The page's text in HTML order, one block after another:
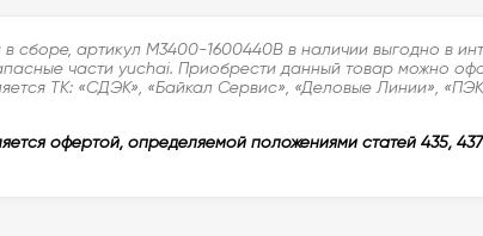
в сборе, артикул M3400-1600440B в наличии выгодно
части yuchai. Приобрести данный товар можно
ТК: «СДЭК», «Байкал Сервис», «Деловые Линии»,